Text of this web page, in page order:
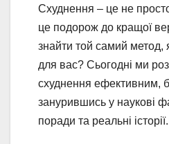
Схуднення – це не
це подорож до кращої
знайти той самий
для вас? Сьогодні ми
схуднення ефективним,
занурившись у наукові
поради та реальні історії.